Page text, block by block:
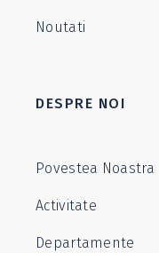
Noutati
DESPRE NOI
Povestea Noastra
Activitate
Departamente